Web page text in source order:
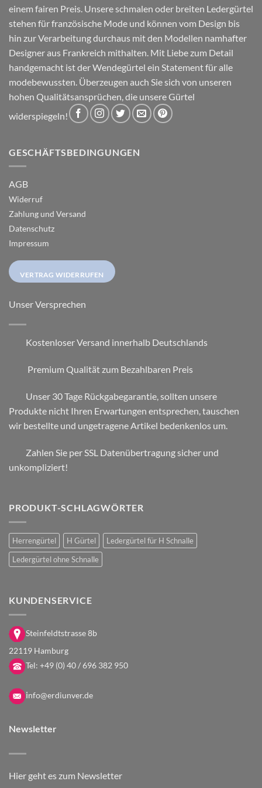
einem fairen Preis. Unsere schmalen oder breiten Ledergürtel
stehen für französische Mode und können vom Design bis
hin zur Verarbeitung durchaus mit den Modellen namhafter
Designer aus Frankreich mithalten. Mit Liebe zum Detail
handgemacht ist der Wendegürtel ein Statement für alle
modebewussten. Überzeugen auch Sie sich von unseren
hohen Qualitätsansprüchen, die unsere Gürtel
widerspiegeln!
GESCHÄFTSBEDINGUNGEN
AGB
Widerruf
Zahlung und Versand
Datenschutz
Impressum
VERTRAG WIDERRUFEN
Unser Versprechen
Kostenloser Versand innerhalb Deutschlands
Premium Qualität zum Bezahlbaren Preis
Unser 30 Tage Rückgabegarantie, sollten unsere
Produkte nicht Ihren Erwartungen entsprechen, tauschen
wir bestellte und ungetragene Artikel bedenkenlos um.
Zahlen Sie per SSL Datenübertragung sicher und
unkompliziert!
PRODUKT-SCHLAGWÖRTER
Herrengürtel H Gürtel
Ledergürtel für H Schnalle
Ledergürtel ohne Schnalle
KUNDENSERVICE
Steinfeldtstrasse 8b
22119 Hamburg
Tel: +49 (0) 40 / 696 382 950
info@erdiunver.de
Newsletter
Hier geht es zum Newsletter